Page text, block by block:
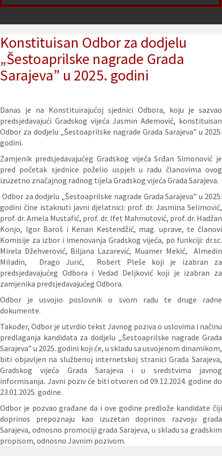
Konstituisan Odbor za dodjelu
„Šestoaprilske nagrade Grada
Sarajeva” u 2025. godini
Danas je na Konstituirajućoj sjednici Odbora, koju je sazvao
predsjedavajući Gradskog vijeća Jasmin Ademović, konstituisan
Odbor za dodjelu „Šestoaprilske nagrade Grada Sarajeva” u 2025.
godini.
Zamjenik predsjedavajućeg Gradskog vijeća Srđan Simonović je
pred početak sjednice poželio uspjeh u radu članovima ovog
izuzetno značajnog radnog tijela Gradskog vijeća Grada Sarajeva.
Odbor za dodjelu „Šestoaprilske nagrade Grada Sarajeva” u 2025.
godini čine istaknuti javni djelatnici: prof. dr. Jasmina Selimović,
prof. dr. Amela Mustafić, prof. dr. Ifet Mahmutović, prof. dr. Hadžan
Konjo, Igor Baroš i Kenan Kestendžić, mag. uprave, te članovi
Komisije za izbor i imenovanja Gradskog vijeća, po funkciji: dr.sc.
Mirela Džehverović, Biljana Lazarević, Muamer Mekić, Almedin
Miladin, Drago Jurić, Robert Pleše koji je izabran za
predsjedavajućeg Odbora i Vedad Deljković koji je izabran za
zamjenika predsjedavajućeg Odbora.
Odbor je usvojio poslovnik o svom radu te druge radne
dokumente.
Također, Odbor je utvrdio tekst Javnog poziva o uslovima i načinu
predlaganja kandidata za dodjelu „Šestoaprilske nagrade Grada
Sarajeva” u 2025. godini koji će, u skladu sa usvojenom dinamikom,
biti objavljen na službenoj internetskoj stranici Grada Sarajeva,
Gradskog vijeća Grada Sarajeva i u sredstvima javnog
informisanja. Javni poziv će biti otvoren od 09.12.2024. godine do
23.01.2025. godine.
Odbor je pozvao građane da i ove godine predlože kandidate čiji
doprinos prepoznaju kao izuzetan doprinos razvoju grada
Sarajeva, odnosno promociji grada Sarajeva, u skladu sa gradskim
propisom, odnosno Javnim pozivom.